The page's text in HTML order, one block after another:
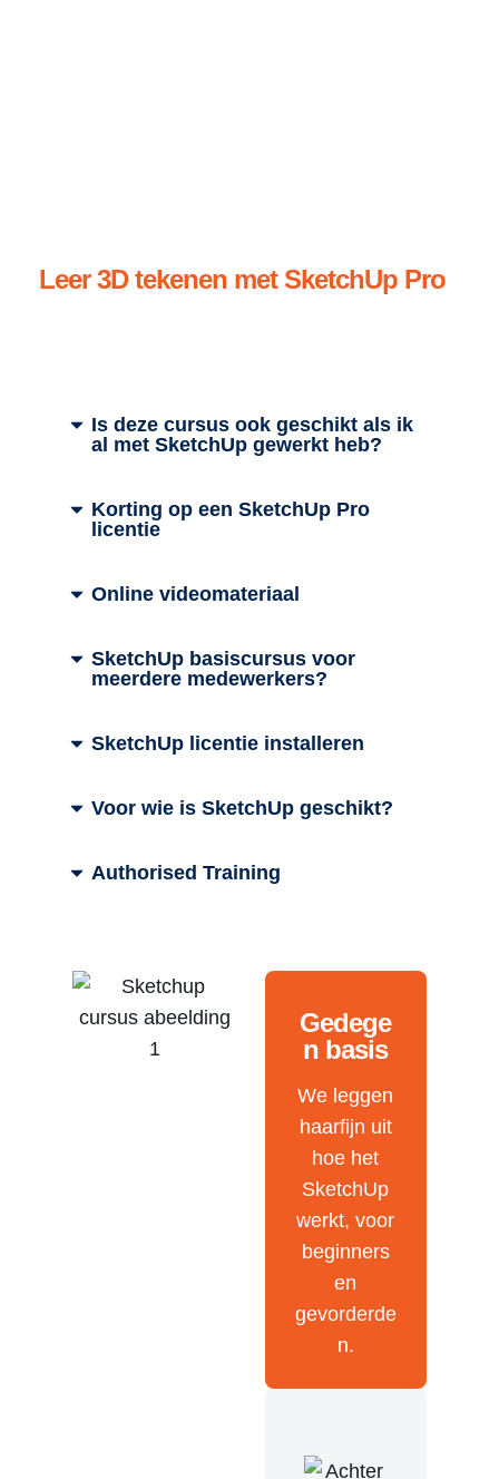
Leer 3D tekenen met SketchUp Pro
Is deze cursus ook geschikt als ik
al met SketchUp gewerkt heb?
Korting op een SketchUp Pro
licentie
Online videomateriaal
SketchUp basiscursus voor
meerdere medewerkers?
SketchUp licentie installeren
Voor wie is SketchUp geschikt?
Authorised Training
Gedege
n basis
We leggen
haarfijn uit
hoe het
SketchUp
werkt, voor
beginners
en
gevorderde
n.